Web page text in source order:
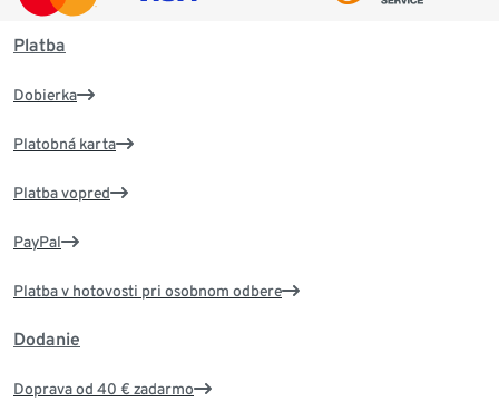
Platba
Dobierka
Platobná karta
Platba vopred
PayPal
Platba v hotovosti pri osobnom odbere
Dodanie
Doprava od 40 € zadarmo